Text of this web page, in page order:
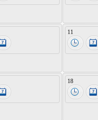
11
18